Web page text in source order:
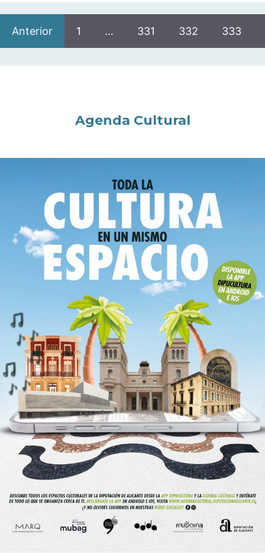
Anterior 1 … 331 332 333
Agenda Cultural